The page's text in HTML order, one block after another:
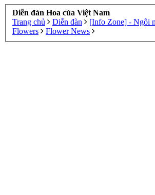
Diễn đàn Hoa của Việt Nam
Trang chủ
Diễn đàn
[Info Zone] - Ngôi
Flowers
Flower News